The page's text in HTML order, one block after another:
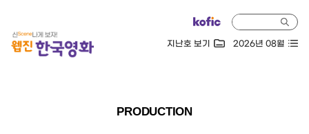
지난호 보기 2026년 08월